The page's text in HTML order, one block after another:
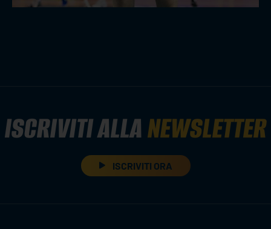
ISCRIVITI ALLANEWSLETTER
ISCRIVITI ORA